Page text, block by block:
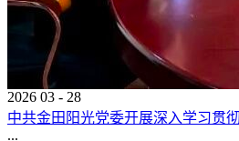
2026 03 - 28
中共金田阳光党委开展深入学习贯
...